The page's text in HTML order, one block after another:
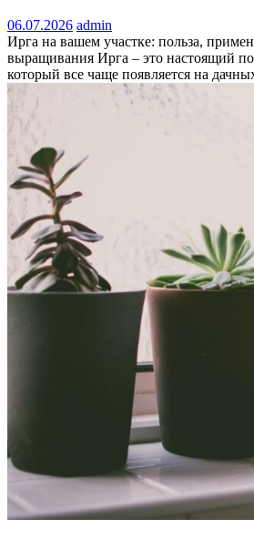
06.07.2026 admin
Ирга на вашем участке: польза,
выращивания Ирга – это настоящий
который все чаще появляется на